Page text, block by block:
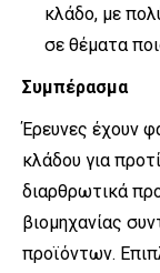
κλάδο, με
σε θέματα
Συμπέρασμα
Έρευνες έχουν
κλάδου για
διαρθρωτικά
βιομηχανίας
προϊόντων.